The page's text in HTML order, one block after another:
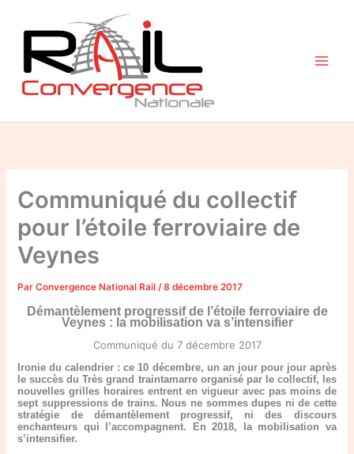
contenu
Communiqué du collectif
pour l’étoile ferroviaire de
Veynes
ParConvergence National Rail/8 décembre 2017
Démantèlement progressif de l’étoile ferroviaire de
Veynes : la mobilisation va s’intensifier
Communiqué du 7 décembre 2017
Ironie du calendrier : ce 10 décembre, un an jour pour jour après
le succès du Très grand traintamarre organisé par le collectif, les
nouvelles grilles horaires entrent en vigueur avec pas moins de
sept suppressions de trains. Nous ne sommes dupes ni de cette
stratégie de démantèlement progressif, ni des discours
enchanteurs qui l’accompagnent. En 2018, la mobilisation va
s’intensifier.